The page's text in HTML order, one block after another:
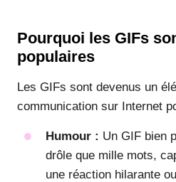
Pourquoi les GIFs
populaires
Les GIFs sont devenus un
communication sur Internet
Humour : Un GIF bien
drôle que mille mots,
une réaction hilarante